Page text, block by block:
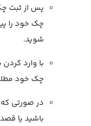
پس از ثبت
چک خود را
شوید.
با وارد
چک خود
در صورتی
باشید یا